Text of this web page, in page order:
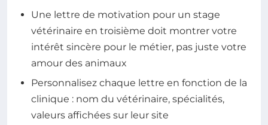
Une lettre de motivation pour un stage
vétérinaire en troisième doit montrer votre
intérêt sincère pour le métier, pas juste votre
amour des animaux
Personnalisez chaque lettre en fonction de la
clinique : nom du vétérinaire, spécialités,
valeurs affichées sur leur site